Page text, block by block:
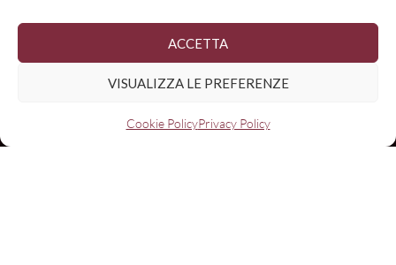
ACCETTA
VISUALIZZA LE PREFERENZE
Cookie PolicyPrivacy Policy